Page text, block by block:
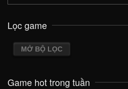
Lọc game
MỞ BỘ LỌC
Game hot trong tuần